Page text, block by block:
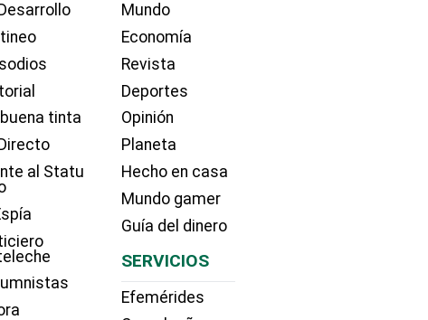
buena tinta
al Statu
Mundo
Economía
Revista
Deportes
Opinión
Planeta
Hecho en casa
Mundo gamer
Guía del dinero
SERVICIOS
Efemérides